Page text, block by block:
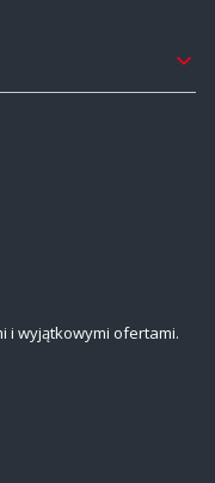
i wyjątkowymi ofertami.